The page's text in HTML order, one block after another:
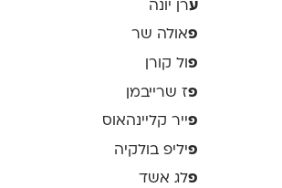
ערן יונה
פאולה שר
פ ול קורן
פז שרייבמן
פייר קליינהאוס
פיליפ בולקיה
פלג אשד